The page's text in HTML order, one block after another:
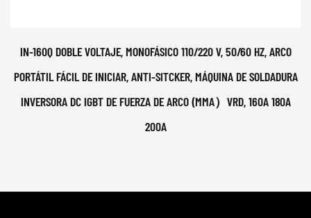
IN-160Q DOBLE VOLTAJE, MONOFÁSICO 110/220 V, 50/60 HZ, ARCO
PORTÁTIL FÁCIL DE INICIAR, ANTI-SITCKER, MÁQUINA DE SOLDADURA
INVERSORA DC IGBT DE FUERZA DE ARCO (MMA）VRD, 160A 180A
200A